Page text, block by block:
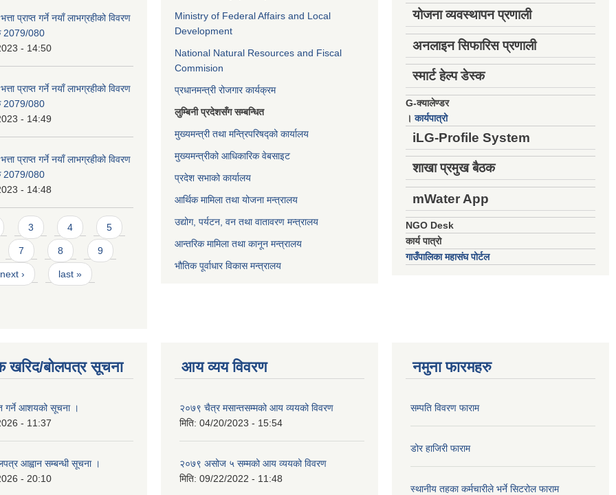
प्राप्त गर्ने नयाँ लाभग्रहीको विवरण
2079/080
- 14:50
प्राप्त गर्ने नयाँ लाभग्रहीको विवरण
2079/080
- 14:49
प्राप्त गर्ने नयाँ लाभग्रहीको विवरण
2079/080
- 14:48
3 4 5
7 8 9
next › last »
Ministry of Federal Affairs and Local
Development
National Natural Resources and Fiscal
Commision
प्रधानमन्त्री रोजगार कार्यक्रम
लुम्बिनी प्रदेशसँग सम्बन्धित
मुख्यमन्त्री तथा मन्त्रिपरिषद्को कार्यालय
मुख्यमन्त्रीको आधिकारिक वेबसाइट
प्रदेश सभाको कार्यालय
आर्थिक मामिला तथा योजना मन्त्रालय
उद्योग, पर्यटन, वन तथा वातावरण मन्त्रालय
आन्तरिक मामिला तथा कानून मन्त्रालय
भौतिक पूर्वाधार विकास मन्त्रालय
योजना व्यवस्थापन प्रणाली
अनलाइन सिफारिस प्रणाली
स्मार्ट हेल्प डेस्क
G-क्यालेण्डर
।कार्यपात्रो
iLG-Profile System
शाखा प्रमुख बैठक
mWater App
NGO Desk
कार्य पात्रो
गाउँपालिका महासंघ पोर्टल
खरिद/बोलपत्र सूचना
गर्ने आशयको सूचना ।
- 11:37
आह्वान सम्बन्धी सूचना ।
- 20:10
आय व्यय विवरण
२०७९ चैत्र मसान्तसम्मको आय व्ययको विवरण
मिति: 04/20/2023 - 15:54
२०७९ असोज ५ सम्मको आय व्ययको विवरण
मिति: 09/22/2022 - 11:48
नमुना फारमहरु
सम्पति विवरण फाराम
डोर हाजिरी फाराम
स्थानीय तहका कर्मचारीले भर्ने सिटरोल फाराम